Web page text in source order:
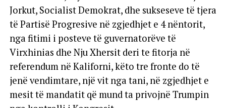
Jorkut, Socialist Demokrat, dhe sukseseve të tjera
të Partisë Progresive në zgjedhjet e 4 nëntorit,
nga fitimi i posteve të guvernatorëve të
Virxhinias dhe Nju Xhersit deri te fitorja në
referendum në Kaliforni, këto tre fronte do të
jenë vendimtare, një vit nga tani, në zgjedhjet e
mesit të mandatit që mund ta privojnë Trumpin